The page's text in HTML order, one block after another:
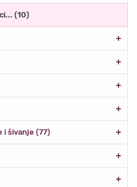
(10)
i šivanje (77)